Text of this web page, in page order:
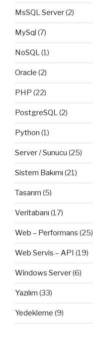
MsSQL Server(2)
MySql (7)
NoSQL(1)
Oracle (2)
PHP (22)
PostgreSQL(2)
Python (1)
Server / Sunucu (25)
Sistem Bakımı (21)
Tasarım (5)
Veritabanı (17)
Web – Performans (25)
Web Servis – API (19)
Windows Server(6)
Yazılım (33)
Yedekleme (9)